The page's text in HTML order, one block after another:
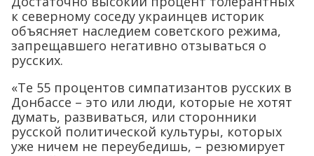
к северному соседу украинцев историк
объясняет наследием советского режима,
запрещавшего негативно отзываться о
русских.
«Те 55 процентов симпатизантов русских в
Донбассе – это или люди, которые не хотят
думать, развиваться, или сторонники
русской политической культуры, которых
уже ничем не переубедишь, – резюмирует